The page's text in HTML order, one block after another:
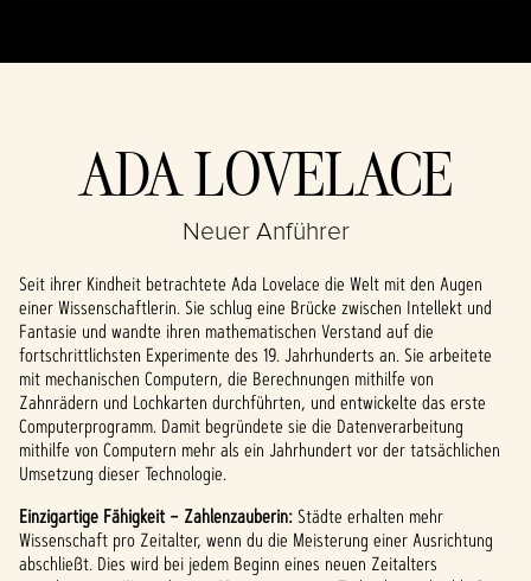
ADA LOVELACE
Neuer Anführer
Seit ihrer Kindheit betrachtete Ada Lovelace die Welt mit den Augen
einer Wissenschaftlerin. Sie schlug eine Brücke zwischen Intellekt und
Fantasie und wandte ihren mathematischen Verstand auf die
fortschrittlichsten Experimente des 19. Jahrhunderts an. Sie arbeitete
mit mechanischen Computern, die Berechnungen mithilfe von
Zahnrädern und Lochkarten durchführten, und entwickelte das erste
Computerprogramm. Damit begründete sie die Datenverarbeitung
mithilfe von Computern mehr als ein Jahrhundert vor der tatsächlichen
Umsetzung dieser Technologie.
Einzigartige Fähigkeit – Zahlenzauberin: Städte erhalten mehr
Wissenschaft pro Zeitalter, wenn du die Meisterung einer Ausrichtung
abschließt. Dies wird bei jedem Beginn eines neuen Zeitalters